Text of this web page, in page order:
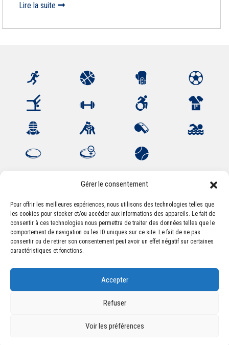
Gérer le consentement
Pour offrir les meilleures expériences, nous utilisons des technologies telles que
les cookies pour stocker et/ou accéder aux informations des appareils. Le fait de
consentir à ces technologies nous permettra de traiter des données telles que le
comportement de navigation ou les ID uniques sur ce site. Le fait de ne pas
consentir ou de retirer son consentement peut avoir un effet négatif sur certaines
caractéristiques et fonctions.
Accepter
Refuser
Voir les préférences
Lire la suite
Association Sportive Montferrandaise
84, boulevard Léon Jouhaux
CS 80221 - 63021 Clermont-Ferrand Cedex 2
accueil@asm-omnisports.com